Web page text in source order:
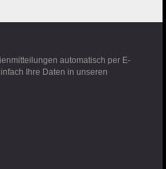
automatisch per E-
Ihre Daten in unseren